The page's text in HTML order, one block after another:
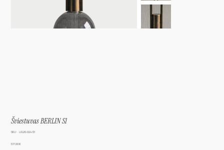
Šviestuvas BERLIN S1
SKU:
SKU
024-
LIG20-024-S1
Kaina
517,00 €